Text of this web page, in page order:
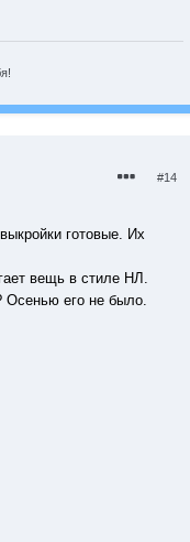
#14
готовые. Их
вещь в стиле НЛ.
Осенью его не было.